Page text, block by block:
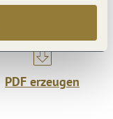
PDF erzeugen